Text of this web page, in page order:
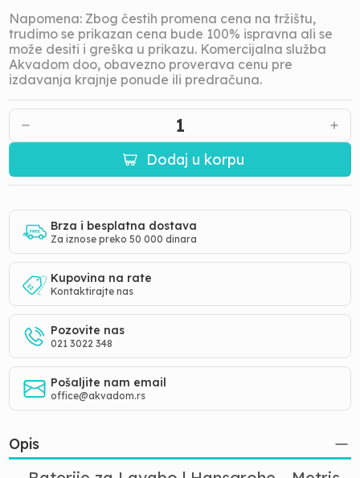
Napomena: Zbog čestih promena cena na tržištu,
trudimo se prikazan cena bude 100% ispravna ali se
može desiti i greška u prikazu. Komercijalna služba
Akvadom doo, obavezno proverava cenu pre
izdavanja krajnje ponude ili predračuna.
1
Dodaj u korpu
Brza i besplatna dostava
Za iznose preko 50 000 dinara
Kupovina na rate
Kontaktirajte nas
Pozovite nas
021 3022 348
Pošaljite nam email
office@akvadom.rs
Opis